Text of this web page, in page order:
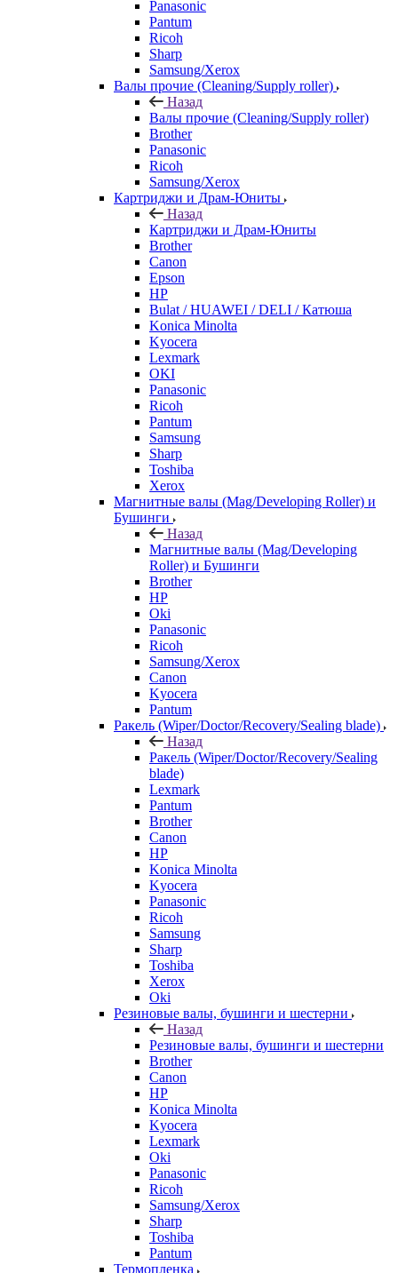
Panasonic
Pantum
Ricoh
Sharp
Samsung/Xerox
Валы прочие (Cleaning/Supply roller)
Назад
Валы прочие (Cleaning/Supply roller)
Brother
Panasonic
Ricoh
Samsung/Xerox
Картриджи и Драм-Юниты
Назад
Картриджи и Драм-Юниты
Brother
Canon
Epson
HP
Bulat / HUAWEI / DELI / Катюша
Konica Minolta
Kyocera
Lexmark
OKI
Panasonic
Ricoh
Pantum
Samsung
Sharp
Toshiba
Xerox
Магнитные валы (Mag/Developing Roller) и
Бушинги
Назад
Магнитные валы (Mag/Developing
Roller) и Бушинги
Brother
HP
Oki
Panasonic
Ricoh
Samsung/Xerox
Canon
Kyocera
Pantum
Ракель (Wiper/Doctor/Recovery/Sealing blade)
Назад
Ракель (Wiper/Doctor/Recovery/Sealing
blade)
Lexmark
Pantum
Brother
Canon
HP
Konica Minolta
Kyocera
Panasonic
Ricoh
Samsung
Sharp
Toshiba
Xerox
Oki
Резиновые валы, бушинги и шестерни
Назад
Резиновые валы, бушинги и шестерни
Brother
Canon
HP
Konica Minolta
Kyocera
Lexmark
Oki
Panasonic
Ricoh
Samsung/Xerox
Sharp
Toshiba
Pantum
Термопленка